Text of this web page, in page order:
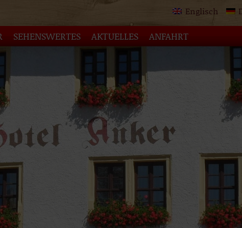
Englisch
SEHENSWERTES AKTUELLES ANFAHRT